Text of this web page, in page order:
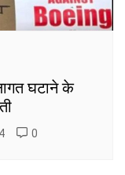
घटाने के
0